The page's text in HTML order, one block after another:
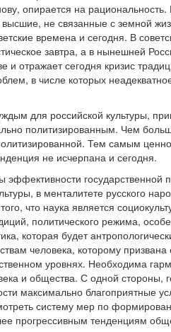
опирается на рациональность.
высшие, не связанные с земной
времена и сегодня. В
завтра, а в нынешней
и отражает сегодня кризис
в числе которых
для российской культуры,
политизированным. Чем
Тем самым
не исчерпана и сегодня.
государственной
в менталитете русского
что наука является
политического режима,
которая будет
человека, которому
уровнях. Необходима
и общества. С одной стороны,
максимально благоприятные
систему мер по
прогрессивным тенденциям